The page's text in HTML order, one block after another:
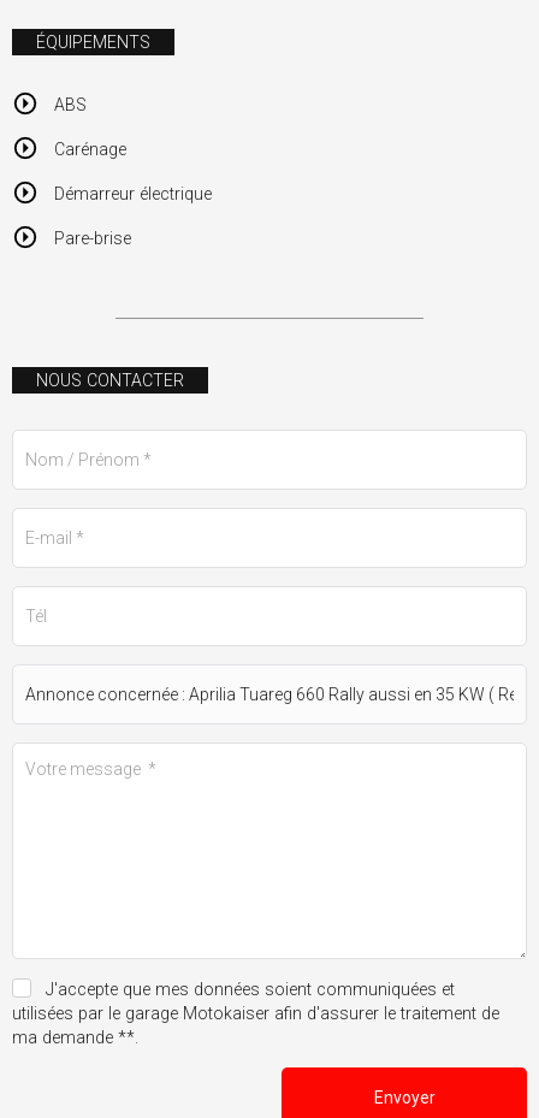
ÉQUIPEMENTS
ABS
Carénage
Démarreur électrique
Pare-brise
NOUS CONTACTER
J'accepte que mes données soient communiquées et
utilisées par le garage Motokaiser afin d'assurer le traitement de
ma demande **.
Envoyer